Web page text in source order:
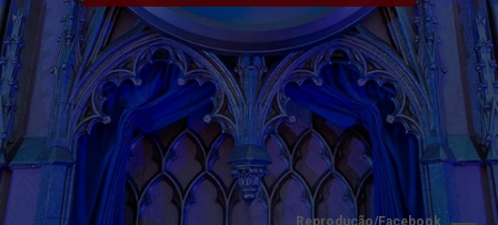
Reprodução/Facebook